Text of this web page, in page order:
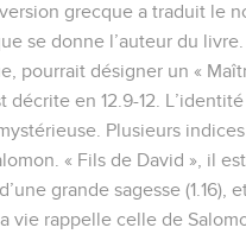
grecque a traduit le
se donne l’auteur du
pourrait désigner un «
décrite en 12.9-12.
Plusieurs
« Fils de David », il
grande sagesse (1.16),
vie rappelle celle de